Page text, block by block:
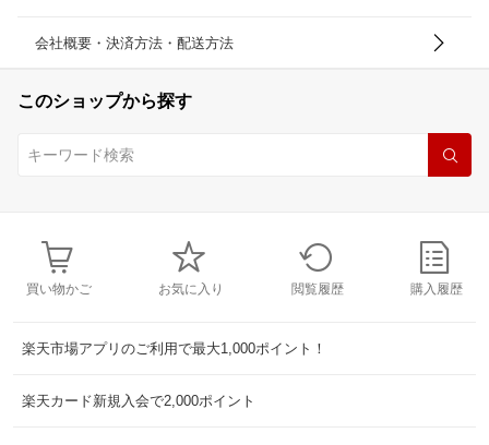
会社概要・決済方法・配送方法
このショップから探す
買い物かご お気に入り 閲覧履歴 購入履歴
楽天市場アプリのご利用で最大1,000ポイント！
楽天カード新規入会で2,000ポイント